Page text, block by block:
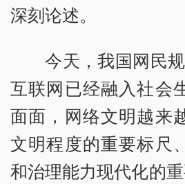
深刻论述。
今天，我国网民
互联网已经融入社会
面面，网络文明越来
文明程度的重要标尺
和治理能力现代化的